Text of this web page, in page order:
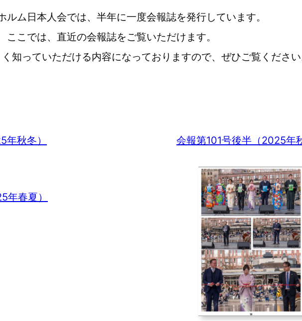
ルム日本人会では、半年に一度会報誌を発行しています。
ここでは、直近の会報誌をご覧いただけます。
知っていただける内容になっておりますので、ぜひご覧ください
秋冬） 会報第101号後半（2025年
春夏）